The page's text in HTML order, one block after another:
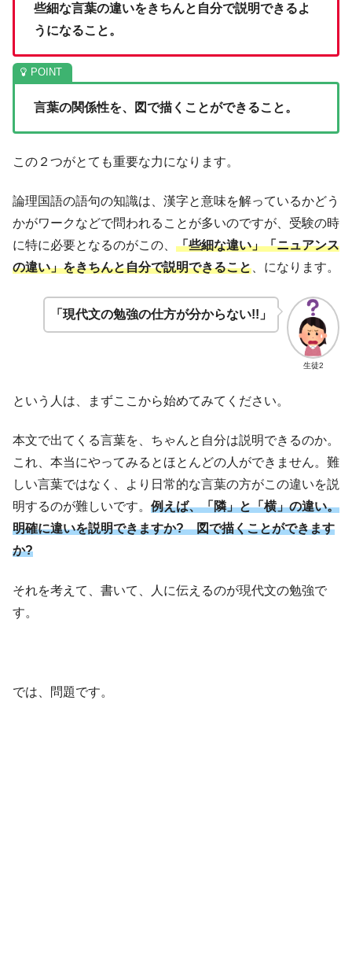
些細な言葉の違いをきちんと自分で説明できるよ
うになること。
言葉の関係性を、図で描くことができること。
この２つがとても重要な力になります。
論理国語の語句の知識は、漢字と意味を解っているかどう
かがワークなどで問われることが多いのですが、受験の時
に特に必要となるのがこの、 「些細な違い」「ニュアンス
の違い」をきちんと自分で説明できること 、になります。
生徒2
「現代文の勉強の仕方が分からない!!」
という人は、まずここから始めてみてください。
本文で出てくる言葉を、ちゃんと自分は説明できるのか。
これ、本当にやってみるとほとんどの人ができません。難
しい言葉ではなく、より日常的な言葉の方がこの違いを説
明するのが難しいです。 例えば、「隣」と「横」の違い。
明確に違いを説明できますか? 図で描くことができます
か?
それを考えて、書いて、人に伝えるのが現代文の勉強で
す。
では、問題です。